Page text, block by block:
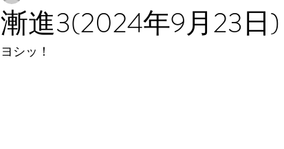
漸進3(2024年9月23日)
ヨシッ！